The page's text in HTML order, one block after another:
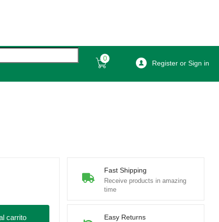
0
Register or Sign in
Fast Shipping
Receive products in amazing
time
Easy Returns
carrito